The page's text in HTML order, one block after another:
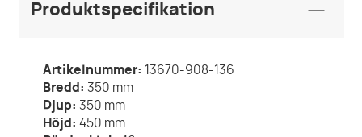
Produktspecifikation
Artikelnummer: 13670-908-136
Bredd: 350 mm
Djup: 350 mm
Höjd: 450 mm